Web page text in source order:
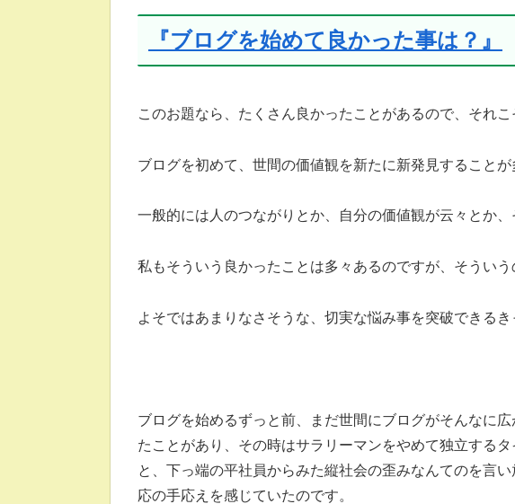
『ブログを始めて良かった事は？』
このお題なら、たくさん良かったことがあるので、それ
ブログを初めて、世間の価値観を新たに新発見することが
一般的には人のつながりとか、自分の価値観が云々とか、
私もそういう良かったことは多々あるのですが、そうい
よそではあまりなさそうな、切実な悩み事を突破できる
ブログを始めるずっと前、まだ世間にブログがそんなに
たことがあり、その時はサラリーマンをやめて独立する
と、下っ端の平社員からみた縦社会の歪みなんてのを言
応の手応えを感じていたのです。